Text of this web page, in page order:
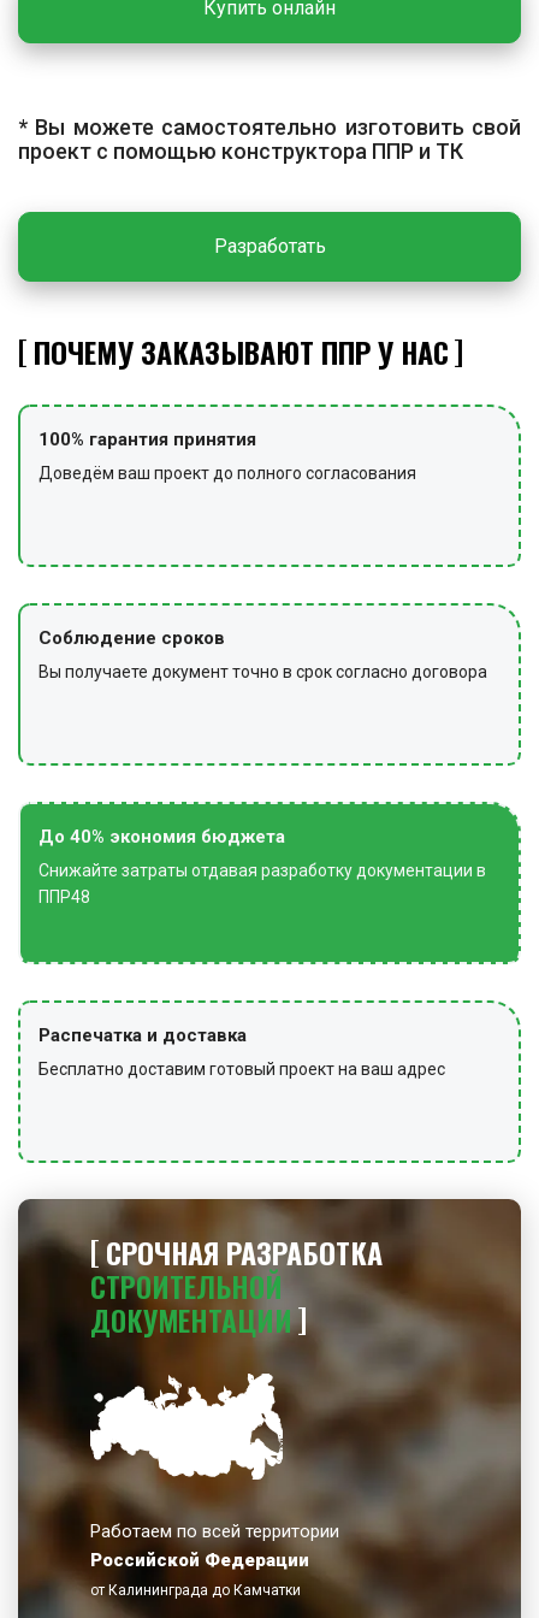
материала и сдают на хранение, снимают сигнальное
ограждение и предупредительные знаки.
Купить онлайн
* Вы можете самостоятельно изготовить свой
проект с помощью конструктора ППР и ТК
Разработать
ПОЧЕМУ ЗАКАЗЫВАЮТ ППР У НАС
100% гарантия принятия
Доведём ваш проект до полного согласования
Соблюдение сроков
Вы получаете документ точно в срок согласно договора
До 40% экономия бюджета
Снижайте затраты отдавая разработку документации в
ППР48
Распечатка и доставка
Бесплатно доставим готовый проект на ваш адрес
СРОЧНАЯ РАЗРАБОТКА
СТРОИТЕЛЬНОЙ
ДОКУМЕНТАЦИИ
Работаем по всей территории
Российской Федерации
от Калининграда до Камчатки